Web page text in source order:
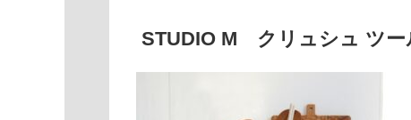
STUDIO M クリュシュ ツー